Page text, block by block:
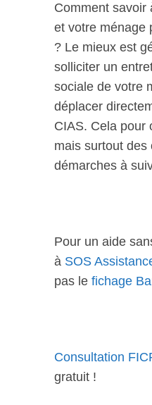
Comment savoir
et votre ménage
? Le mieux est
solliciter un
sociale de votre
déplacer
CIAS. Cela pour
mais surtout des
démarches à
Pour un aide
à SOS
pas le fichage
Consultation
gratuit !